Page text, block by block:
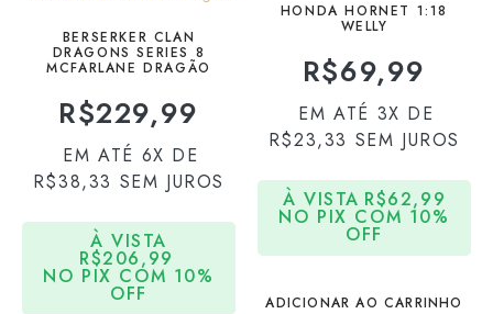
BERSERKER CLAN
DRAGONS SERIES 8
MCFARLANE DRAGÃO
R$229,99
EM ATÉ 6X DE
R$38,33 SEM JUROS
À VISTA
R$206,99
NO PIX COM 10%
OFF
HONDA HORNET 1:18
WELLY
R$69,99
EM ATÉ 3X DE
R$23,33 SEM JUROS
À VISTA R$62,99
NO PIX COM 10%
OFF
ADICIONAR AO CARRINHO